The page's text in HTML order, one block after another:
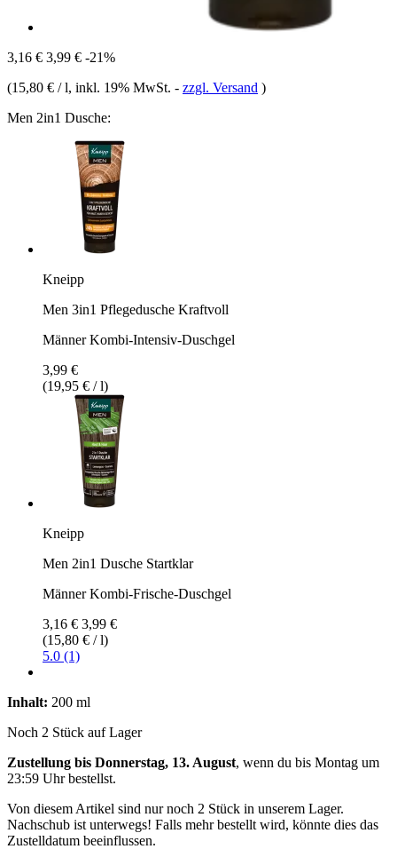
3,16 € 3,99 € -21%
(15,80 € / l, inkl. 19% MwSt. - zzgl. Versand )
Men 2in1 Dusche:
Kneipp
Men 3in1 Pflegedusche Kraftvoll
Männer Kombi-Intensiv-Duschgel
3,99 €
(19,95 € / l)
Kneipp
Men 2in1 Dusche Startklar
Männer Kombi-Frische-Duschgel
3,16 € 3,99 €
(15,80 € / l)
5.0 (1)
Inhalt: 200 ml
Noch 2 Stück auf Lager
Zustellung bis Donnerstag, 13. August, wenn du bis Montag um
23:59 Uhrbestellst.
Von diesem Artikel sind nur noch 2 Stück in unserem Lager.
Nachschub ist unterwegs! Falls mehr bestellt wird, könnte dies das
Zustelldatum beeinflussen.